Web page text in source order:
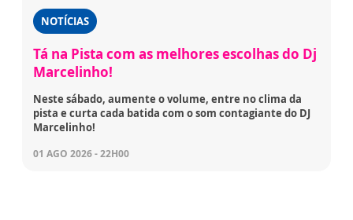
NOTÍCIAS
Tá na Pista com as melhores escolhas do Dj
Marcelinho!
Neste sábado, aumente o volume, entre no clima da
pista e curta cada batida com o som contagiante do DJ
Marcelinho!
01 AGO 2026 - 22H00